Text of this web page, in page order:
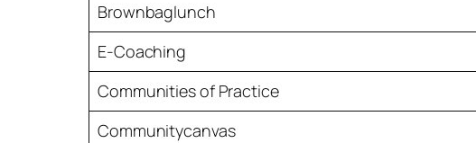
Brownbaglunch
E-Coaching
Communities of Practice
Communitycanvas